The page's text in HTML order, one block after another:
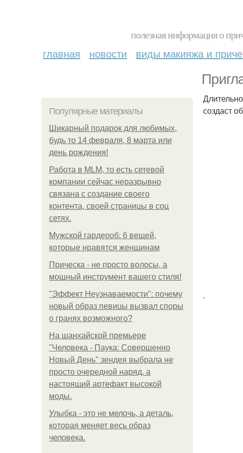
полезная информация о
главная новости виды макияжа и
Популярные материалы
Шикарный подарок для любимых,
будь то 14 февраля, 8 марта или
день рождения!
Работа в MLM, то есть сетевой
компании сейчас неразрывно
связана с создание своего
контента, своей страницы в соц
сетях.
Мужской гардероб: 6 вещей,
которые нравятся женщинам
Прическа - не просто волосы, а
мощный инструмент вашего стиля!
"Эффект Неузнаваемости": почему
новый образ певицы вызвал споры
о гранях возможного?
На шанхайской премьере
"Человека - Паука: Совершенно
Новый День" зендея выбрала не
просто очередной наряд, а
настоящий артефакт высокой
моды.
Улыбка - это не мелочь, а деталь,
которая меняет весь образ
человека.
создаст
.